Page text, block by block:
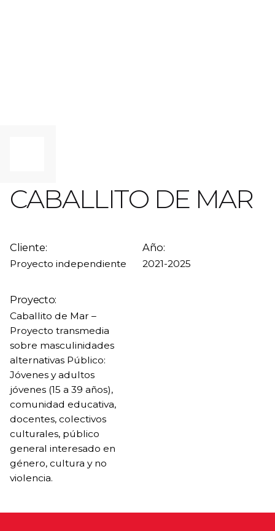
CABALLITO DE MAR
Cliente:
Proyecto independiente
Año:
2021-2025
Proyecto:
Caballito de Mar –
Proyecto transmedia
sobre masculinidades
alternativas Público:
Jóvenes y adultos
jóvenes (15 a 39 años),
comunidad educativa,
docentes, colectivos
culturales, público
general interesado en
género, cultura y no
violencia.